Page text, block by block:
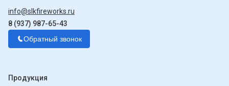
info@slkfireworks.ru
8 (937) 987-65-43
Обратный звонок
Продукция